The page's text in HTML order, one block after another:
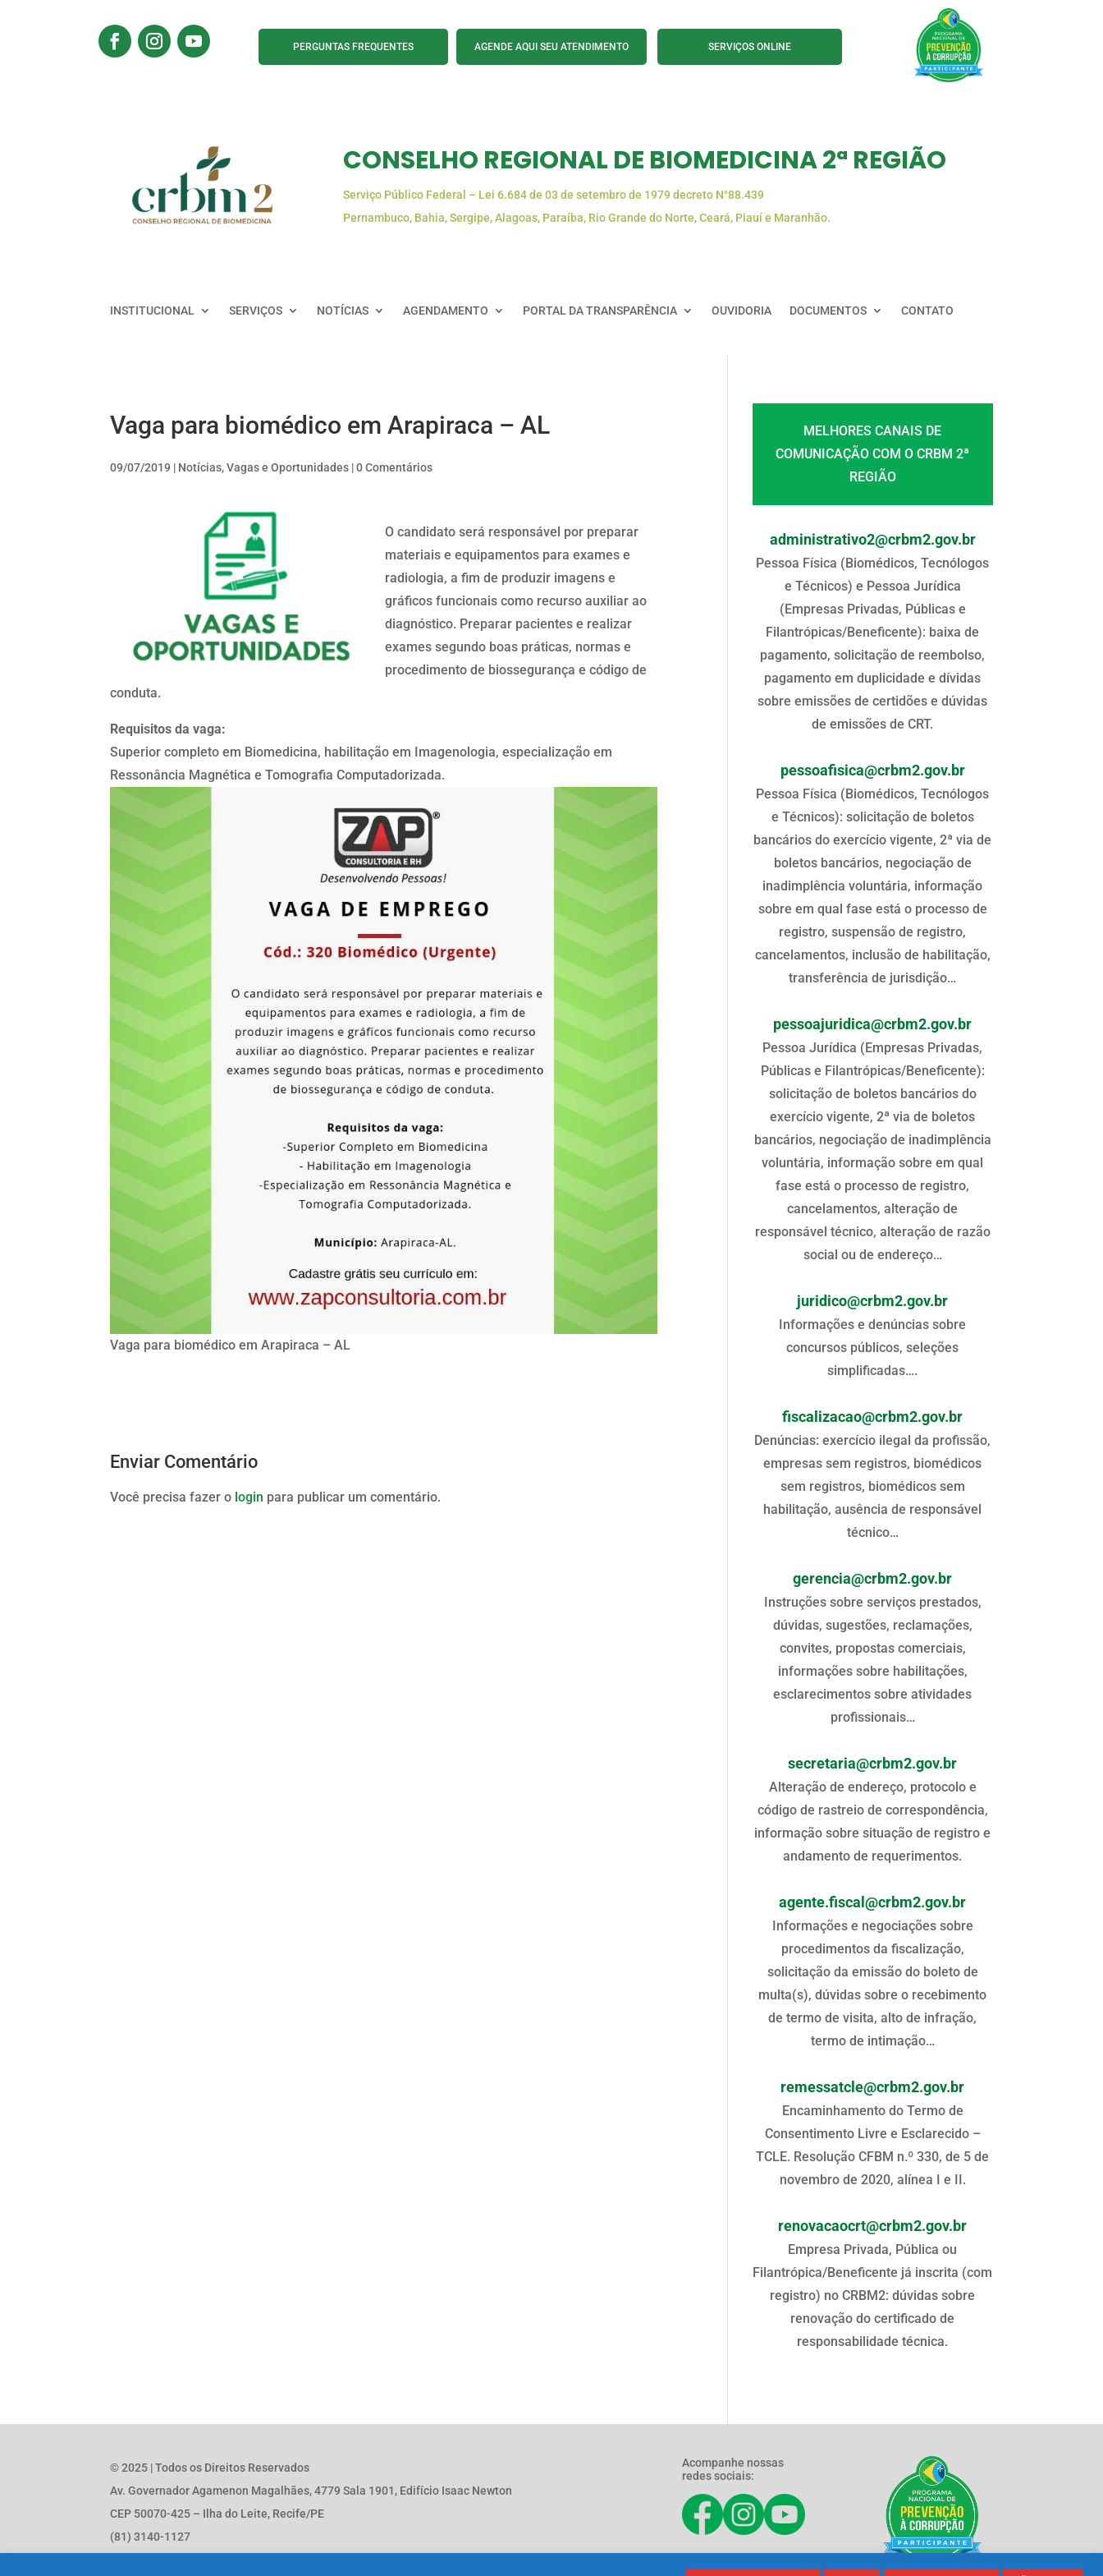
PERGUNTAS FREQUENTES AGENDE AQUI SEU ATENDIMENTO SERVIÇOS ONLINE
CONSELHO REGIONAL DE BIOMEDICINA 2ª REGIÃO
Serviço Público Federal – Lei 6.684 de 03 de setembro de 1979 decreto N°88.439
Pernambuco, Bahia, Sergipe, Alagoas, Paraíba, Rio Grande do Norte, Ceará, Piauí e Maranhão.
INSTITUCIONAL SERVIÇOS NOTÍCIAS AGENDAMENTO PORTAL DA TRANSPARÊNCIA OUVIDORIA DOCUMENTOS CONTATO
Vaga para biomédico em Arapiraca – AL
09/07/2019 | Notícias,Vagas e Oportunidades |0 Comentários
O candidato será responsável por preparar
materiais e equipamentos para exames e
radiologia, a fim de produzir imagens e
gráficos funcionais como recurso auxiliar ao
diagnóstico. Preparar pacientes e realizar
exames segundo boas práticas, normas e
procedimento de biossegurança e código de
conduta.
Requisitos da vaga:
Superior completo em Biomedicina, habilitação em Imagenologia, especialização em
Ressonância Magnética e Tomografia Computadorizada.
Vaga para biomédico em Arapiraca – AL
Enviar Comentário
Você precisa fazer o login para publicar um comentário.
MELHORES CANAIS DE
COMUNICAÇÃO COM O CRBM 2ª
REGIÃO
administrativo2@crbm2.gov.br
Pessoa Física (Biomédicos, Tecnólogos
e Técnicos) e Pessoa Jurídica
(Empresas Privadas, Públicas e
Filantrópicas/Beneficente): baixa de
pagamento, solicitação de reembolso,
pagamento em duplicidade e dívidas
sobre emissões de certidões e dúvidas
de emissões de CRT.
pessoafisica@crbm2.gov.br
Pessoa Física (Biomédicos, Tecnólogos
e Técnicos): solicitação de boletos
bancários do exercício vigente, 2ª via de
boletos bancários, negociação de
inadimplência voluntária, informação
sobre em qual fase está o processo de
registro, suspensão de registro,
cancelamentos, inclusão de habilitação,
transferência de jurisdição…
pessoajuridica@crbm2.gov.br
Pessoa Jurídica (Empresas Privadas,
Públicas e Filantrópicas/Beneficente):
solicitação de boletos bancários do
exercício vigente, 2ª via de boletos
bancários, negociação de inadimplência
voluntária, informação sobre em qual
fase está o processo de registro,
cancelamentos, alteração de
responsável técnico, alteração de razão
social ou de endereço…
juridico@crbm2.gov.br
Informações e denúncias sobre
concursos públicos, seleções
simplificadas….
fiscalizacao@crbm2.gov.br
Denúncias: exercício ilegal da profissão,
empresas sem registros, biomédicos
sem registros, biomédicos sem
habilitação, ausência de responsável
técnico…
gerencia@crbm2.gov.br
Instruções sobre serviços prestados,
dúvidas, sugestões, reclamações,
convites, propostas comerciais,
informações sobre habilitações,
esclarecimentos sobre atividades
profissionais…
secretaria@crbm2.gov.br
Alteração de endereço, protocolo e
código de rastreio de correspondência,
informação sobre situação de registro e
andamento de requerimentos.
agente.fiscal@crbm2.gov.br
Informações e negociações sobre
procedimentos da fiscalização,
solicitação da emissão do boleto de
multa(s), dúvidas sobre o recebimento
de termo de visita, alto de infração,
termo de intimação…
remessatcle@crbm2.gov.br
Encaminhamento do Termo de
Consentimento Livre e Esclarecido –
TCLE. Resolução CFBM n.º 330, de 5 de
novembro de 2020, alínea I e II.
renovacaocrt@crbm2.gov.br
Empresa Privada, Pública ou
Filantrópica/Beneficente já inscrita (com
registro) no CRBM2: dúvidas sobre
renovação do certificado de
responsabilidade técnica.
© 2025 | Todos os Direitos Reservados
Av. Governador Agamenon Magalhães, 4779 Sala 1901, Edifício Isaac Newton
CEP 50070-425 – Ilha do Leite, Recife/PE
(81) 3140-1127
Acompanhe nossas
redes sociais: